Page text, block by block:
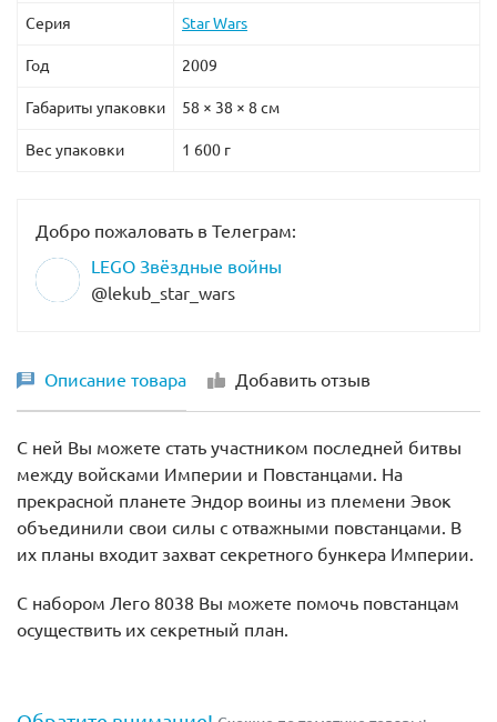
Серия Star Wars
Год 2009
Габариты упаковки 58 × 38 × 8 см
Вес упаковки 1 600 г
Добро пожаловать в Телеграм:
LEGO Звёздные войны
@lekub_star_wars
Описание товара Добавить отзыв
С ней Вы можете стать участником последней битвы
между войсками Империи и Повстанцами. На
прекрасной планете Эндор воины из племени Эвок
объединили свои силы с отважными повстанцами. В
их планы входит захват секретного бункера Империи.
С набором Лего 8038 Вы можете помочь повстанцам
осуществить их секретный план.